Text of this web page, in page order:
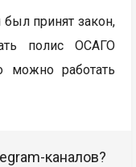
принят закон,
полис ОСАГО
можно работать
каналов?